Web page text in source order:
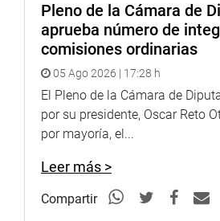
Pleno de la Cámara de
aprueba número de
comisiones ordinarias
05 Ago 2026 | 17:28 h
El Pleno de la Cámara de
por su presidente, Oscar Reto
por mayoría, el...
Leer más >
Compartir